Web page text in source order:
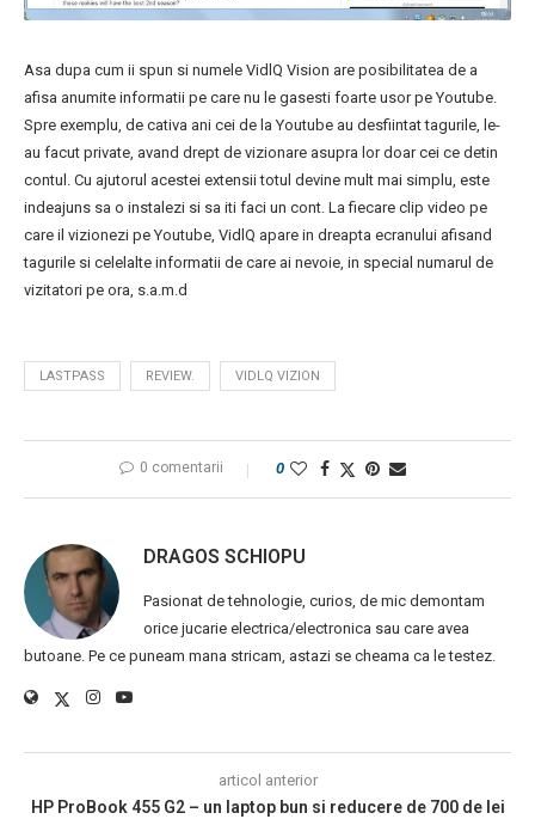
Asa dupa cum ii spun si numele VidlQ Vision are posibilitatea de a
afisa anumite informatii pe care nu le gasesti foarte usor pe Youtube.
Spre exemplu, de cativa ani cei de la Youtube au desfiintat tagurile, le-
au facut private, avand drept de vizionare asupra lor doar cei ce detin
contul. Cu ajutorul acestei extensii totul devine mult mai simplu, este
indeajuns sa o instalezi si sa iti faci un cont. La fiecare clip video pe
care il vizionezi pe Youtube, VidlQ apare in dreapta ecranului afisand
tagurile si celelalte informatii de care ai nevoie, in special numarul de
vizitatori pe ora, s.a.m.d
LASTPASS REVIEW. VIDLQ VIZION
0 comentarii 0
DRAGOS SCHIOPU
Pasionat de tehnologie, curios, de mic demontam
orice jucarie electrica/electronica sau care avea
butoane. Pe ce puneam mana stricam, astazi se cheama ca le testez.
articol anterior
HP ProBook 455 G2 – un laptop bun si reducere de 700 de lei